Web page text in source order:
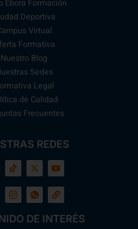
Ebora Formación
Deportiva
Virtual
Formativa
Nuestro Blog
Sedes
Legal
de Calidad
Frecuentes
REDES
DE INTERÉS